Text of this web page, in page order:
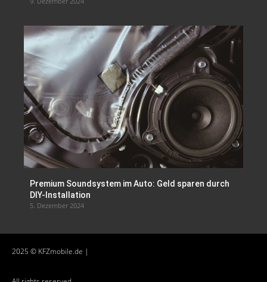
Premium Soundsystem im Auto: Geld sparen durch
DIY-Installation
5. Dezember 2024
2025 © KFZmobile.de |